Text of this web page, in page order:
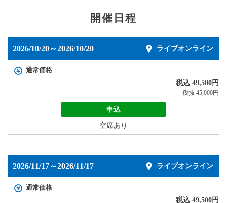
開催日程
2026/10/20～2026/10/20 ライブオンライン
通常価格
税込 49,500円
税抜 45,000円
申込
空席あり
2026/11/17～2026/11/17 ライブオンライン
通常価格
税込 49,500円